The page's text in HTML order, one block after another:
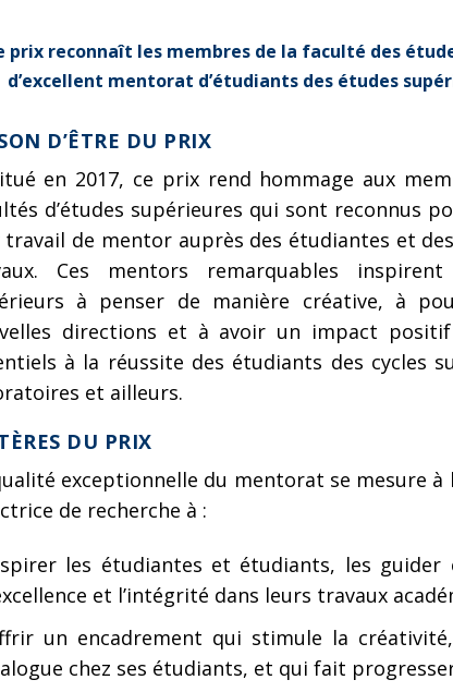
prix reconnaît les membres de la faculté des
d’excellent mentorat d’étudiants des études
D’ÊTRE DU PRIX
en 2017, ce prix rend hommage aux
d’études supérieures qui sont reconnus
travail de mentor auprès des étudiantes et
Ces mentors remarquables
à penser de manière créative, à
directions et à avoir un impact
à la réussite des étudiants des cycles
et ailleurs.
DU PRIX
exceptionnelle du mentorat se mesure
de recherche à :
les étudiantes et étudiants, les
et l’intégrité dans leurs travaux
un encadrement qui stimule la
chez ses étudiants, et qui fait